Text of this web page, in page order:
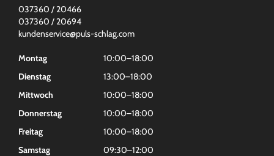
037360 / 20466
037360 / 20694
kundenservice@puls-schlag.com
Montag
10:00–18:00
Dienstag
13:00–18:00
Mittwoch
10:00–18:00
Donnerstag
10:00–18:00
Freitag
10:00–18:00
Samstag
09:30–12:00